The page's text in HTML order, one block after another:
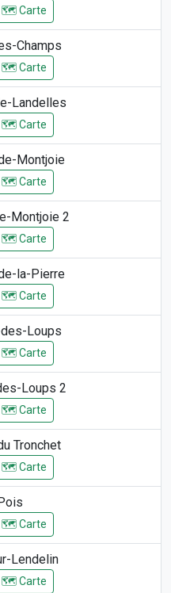
🗺️ Carte
Champs
🗺️ Carte
Landelles
🗺️ Carte
Montjoie
🗺️ Carte
Montjoie 2
🗺️ Carte
la-Pierre
🗺️ Carte
Loups
🗺️ Carte
Loups 2
🗺️ Carte
Tronchet
🗺️ Carte
🗺️ Carte
Lendelin
🗺️ Carte